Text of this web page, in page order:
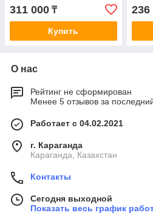
311 000 ₸
Купить
236
О нас
Рейтинг не сформирован
Менее 5 отзывов за
Работает с 04.02.2021
г. Караганда
Караганда, Казахстан
Контакты
Сегодня выходной
Показать весь график